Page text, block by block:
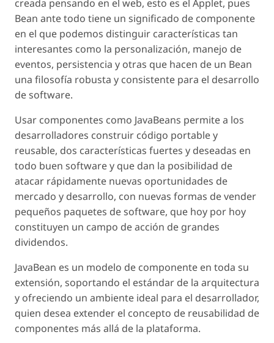
creada pensando en el web, esto es el Applet, pues
Bean ante todo tiene un significado de componente
en el que podemos distinguir características tan
interesantes como la personalización, manejo de
eventos, persistencia y otras que hacen de un Bean
una filosofía robusta y consistente para el desarrollo
de software.
Usar componentes como JavaBeans permite a los
desarrolladores construir código portable y
reusable, dos características fuertes y deseadas en
todo buen software y que dan la posibilidad de
atacar rápidamente nuevas oportunidades de
mercado y desarrollo, con nuevas formas de vender
pequeños paquetes de software, que hoy por hoy
constituyen un campo de acción de grandes
dividendos.
JavaBean es un modelo de componente en toda su
extensión, soportando el estándar de la arquitectura
y ofreciendo un ambiente ideal para el desarrollador,
quien desea extender el concepto de reusabilidad de
componentes más allá de la plataforma.